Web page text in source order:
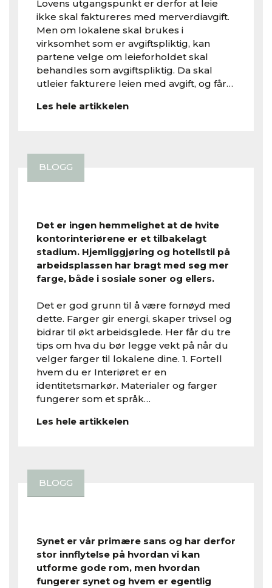
Lovens utgangspunkt er derfor at leie
ikke skal faktureres med merverdiavgift.
Men om lokalene skal brukes i
virksomhet som er avgiftspliktig, kan
partene velge om leieforholdet skal
behandles som avgiftspliktig. Da skal
utleier fakturere leien med avgift, og får…
Les hele artikkelen
BLOGG
Det er ingen hemmelighet at de hvite
kontorinteriørene er et tilbakelagt
stadium. Hjemliggjøring og hotellstil på
arbeidsplassen har bragt med seg mer
farge, både i sosiale soner og ellers.
Det er god grunn til å være fornøyd med
dette. Farger gir energi, skaper trivsel og
bidrar til økt arbeidsglede. Her får du tre
tips om hva du bør legge vekt på når du
velger farger til lokalene dine. 1. Fortell
hvem du er Interiøret er en
identitetsmarkør. Materialer og farger
fungerer som et språk…
Les hele artikkelen
BLOGG
Synet er vår primære sans og har derfor
stor innflytelse på hvordan vi kan
utforme gode rom, men hvordan
fungerer synet og hvem er egentlig